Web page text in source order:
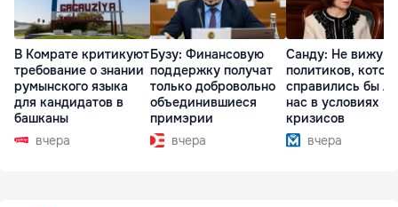
В Комрате критикуют
требование о знании
румынского языка
для кандидатов в
башканы
вчера
Бузу: Финансовую
поддержку получат
только добровольно
объединившиеся
примэрии
вчера
Санду: Не вижу
политиков,
справились бы
нас в условиях
кризисов
вчера